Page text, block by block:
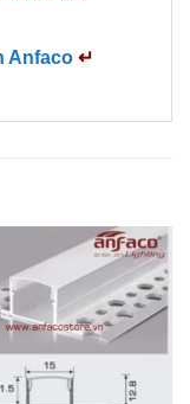
Anfaco ↵